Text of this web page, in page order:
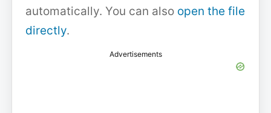
automatically. You can also open the file
directly.
Advertisements